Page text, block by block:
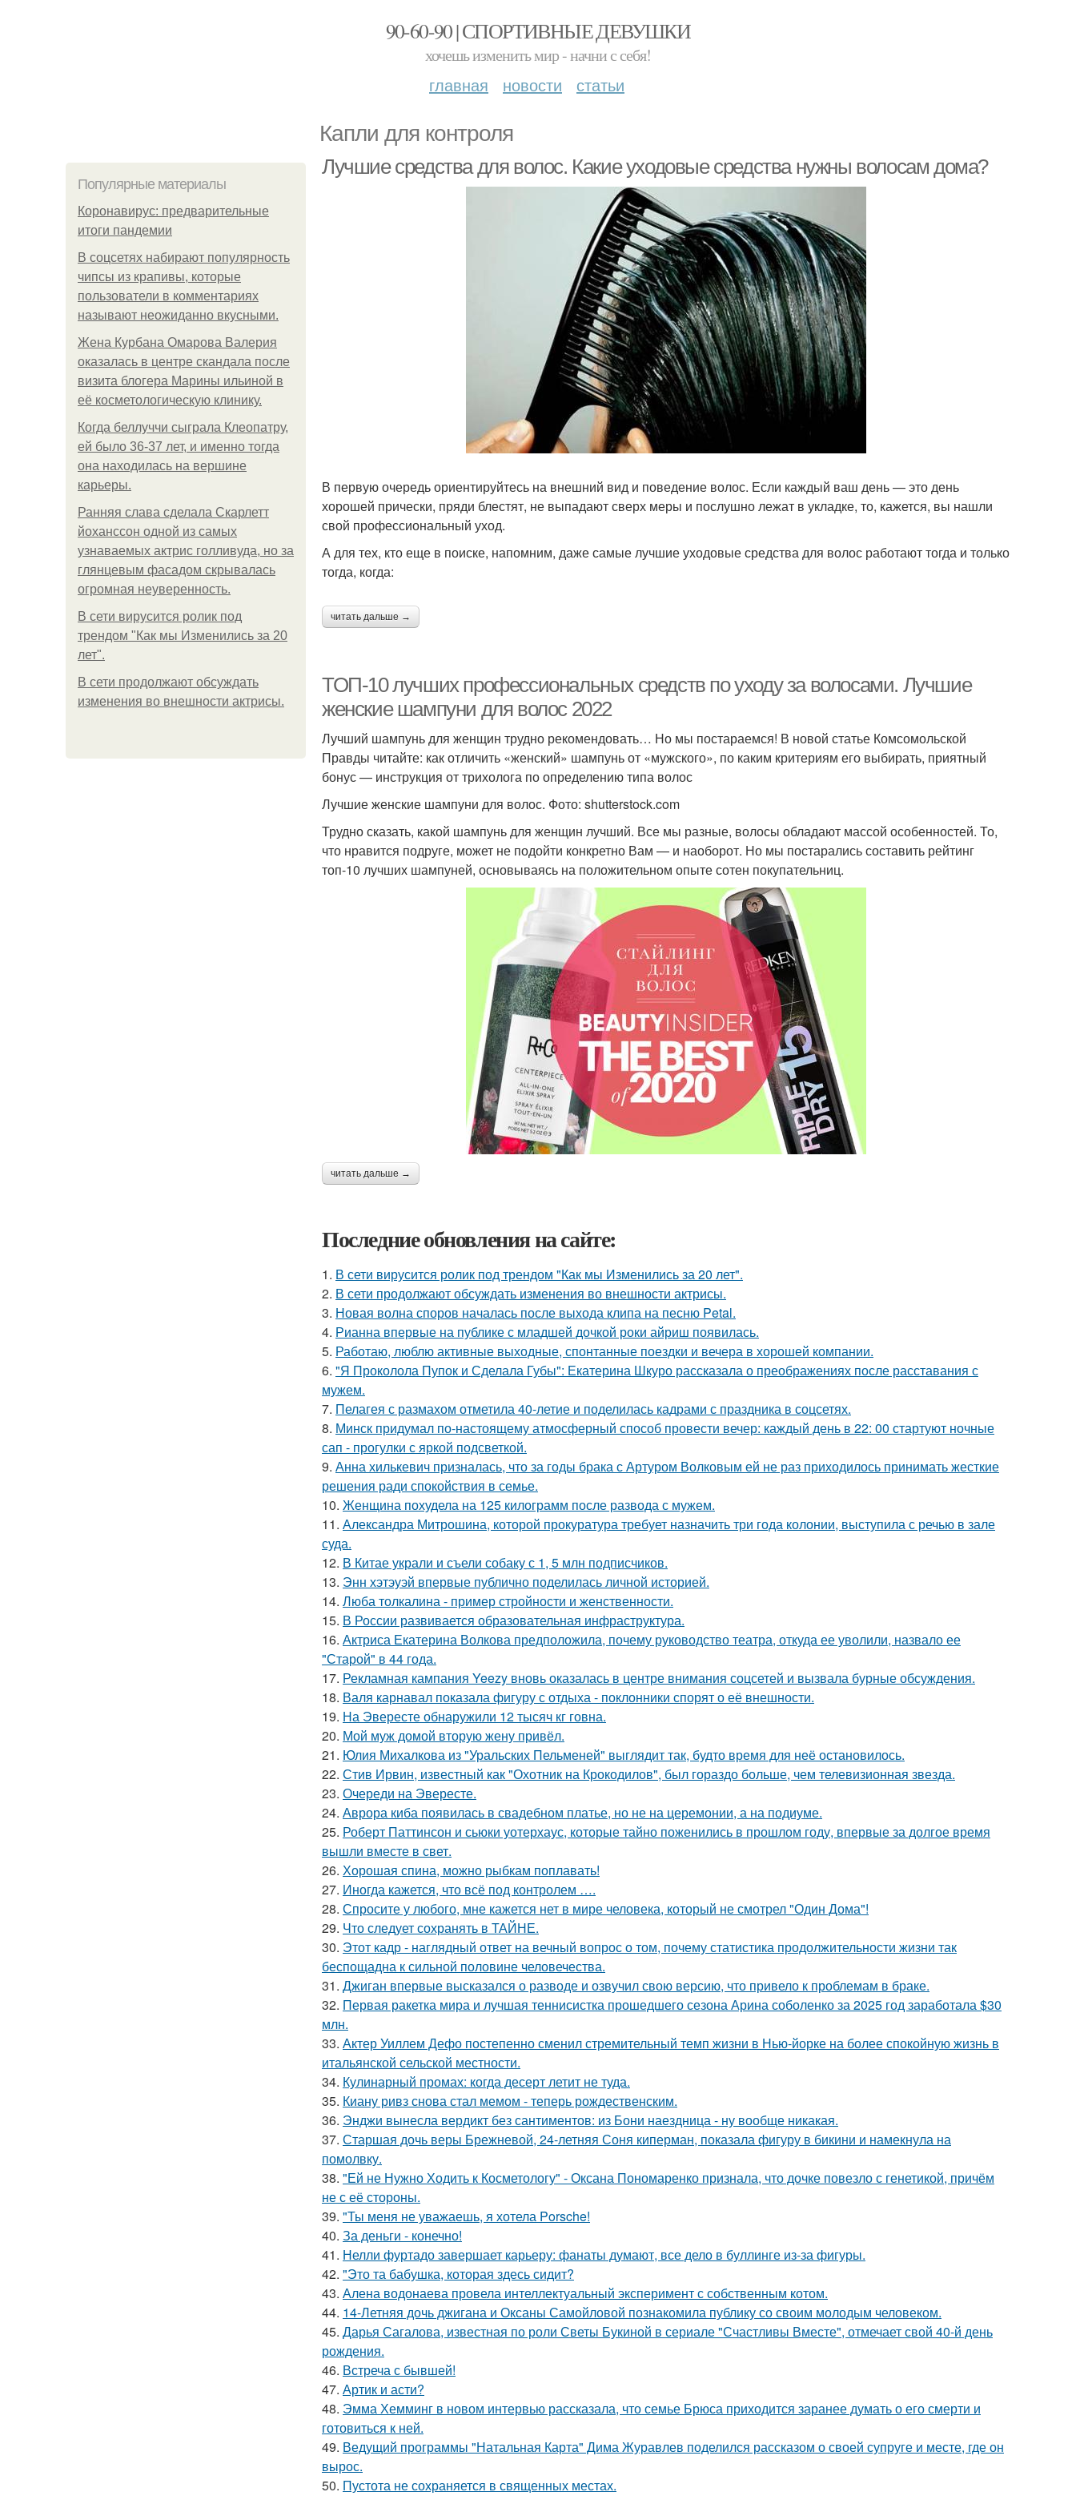
90-60-90 | СПОРТИВНЫЕ ДЕВУШКИ
хочешь изменить мир - начни с себя!
главная новости статьи
Капли для контроля
Популярные материалы
Коронавирус: предварительные
итоги пандемии
В соцсетях набирают популярность
чипсы из крапивы, которые
пользователи в комментариях
называют неожиданно вкусными.
Жена Курбана Омарова Валерия
оказалась в центре скандала после
визита блогера Марины ильиной в
её косметологическую клинику.
Когда беллуччи сыграла Клеопатру,
ей было 36-37 лет, и именно тогда
она находилась на вершине
карьеры.
Ранняя слава сделала Скарлетт
йоханссон одной из самых
узнаваемых актрис голливуда, но за
глянцевым фасадом скрывалась
огромная неуверенность.
В сети вирусится ролик под
трендом "Как мы Изменились за 20
лет".
В сети продолжают обсуждать
изменения во внешности актрисы.
Лучшие средства для волос. Какие уходовые средства нужны волосам дома?
В первую очередь ориентируйтесь на внешний вид и поведение волос. Если каждый ваш день — это день
хорошей прически, пряди блестят, не выпадают сверх меры и послушно лежат в укладке, то, кажется, вы нашли
свой профессиональный уход.
А для тех, кто еще в поиске, напомним, даже самые лучшие уходовые средства для волос работают тогда и только
тогда, когда:
читать дальше →
ТОП-10 лучших профессиональных средств по уходу за волосами. Лучшие
женские шампуни для волос 2022
Лучший шампунь для женщин трудно рекомендовать… Но мы постараемся! В новой статье Комсомольской
Правды читайте: как отличить «женский» шампунь от «мужского», по каким критериям его выбирать, приятный
бонус — инструкция от трихолога по определению типа волос
Лучшие женские шампуни для волос. Фото: shutterstock.com
Трудно сказать, какой шампунь для женщин лучший. Все мы разные, волосы обладают массой особенностей. То,
что нравится подруге, может не подойти конкретно Вам — и наоборот. Но мы постарались составить рейтинг
топ-10 лучших шампуней, основываясь на положительном опыте сотен покупательниц.
читать дальше →
Последние обновления на сайте:
1. В сети вирусится ролик под трендом "Как мы Изменились за 20 лет".
2. В сети продолжают обсуждать изменения во внешности актрисы.
3. Новая волна споров началась после выхода клипа на песню Petal.
4. Рианна впервые на публике с младшей дочкой роки айриш появилась.
5. Работаю, люблю активные выходные, спонтанные поездки и вечера в хорошей компании.
6. "Я Проколола Пупок и Сделала Губы": Екатерина Шкуро рассказала о преображениях после расставания с
мужем.
7. Пелагея с размахом отметила 40-летие и поделилась кадрами с праздника в соцсетях.
8. Минск придумал по-настоящему атмосферный способ провести вечер: каждый день в 22: 00 стартуют ночные
сап - прогулки с яркой подсветкой.
9. Анна хилькевич призналась, что за годы брака с Артуром Волковым ей не раз приходилось принимать жесткие
решения ради спокойствия в семье.
10. Женщина похудела на 125 килограмм после развода с мужем.
11. Александра Митрошина, которой прокуратура требует назначить три года колонии, выступила с речью в зале
суда.
12. В Китае украли и съели собаку с 1, 5 млн подписчиков.
13. Энн хэтэуэй впервые публично поделилась личной историей.
14. Люба толкалина - пример стройности и женственности.
15. В России развивается образовательная инфраструктура.
16. Актриса Екатерина Волкова предположила, почему руководство театра, откуда ее уволили, назвало ее
"Старой" в 44 года.
17. Рекламная кампания Yeezy вновь оказалась в центре внимания соцсетей и вызвала бурные обсуждения.
18. Валя карнавал показала фигуру с отдыха - поклонники спорят о её внешности.
19. На Эвересте обнаружили 12 тысяч кг говна.
20. Мой муж домой вторую жену привёл.
21. Юлия Михалкова из "Уральских Пельменей" выглядит так, будто время для неё остановилось.
22. Стив Ирвин, известный как "Охотник на Крокодилов", был гораздо больше, чем телевизионная звезда.
23. Очереди на Эвересте.
24. Аврора киба появилась в свадебном платье, но не на церемонии, а на подиуме.
25. Роберт Паттинсон и сьюки уотерхаус, которые тайно поженились в прошлом году, впервые за долгое время
вышли вместе в свет.
26. Хорошая спина, можно рыбкам поплавать!
27. Иногда кажется, что всё под контролем ….
28. Спросите у любого, мне кажется нет в мире человека, который не смотрел "Один Дома"!
29. Что следует сохранять в ТАЙНЕ.
30. Этот кадр - наглядный ответ на вечный вопрос о том, почему статистика продолжительности жизни так
беспощадна к сильной половине человечества.
31. Джиган впервые высказался о разводе и озвучил свою версию, что привело к проблемам в браке.
32. Первая ракетка мира и лучшая теннисистка прошедшего сезона Арина соболенко за 2025 год заработала $30
млн.
33. Актер Уиллем Дефо постепенно сменил стремительный темп жизни в Нью-йорке на более спокойную жизнь в
итальянской сельской местности.
34. Кулинарный промах: когда десерт летит не туда.
35. Киану ривз снова стал мемом - теперь рождественским.
36. Энджи вынесла вердикт без сантиментов: из Бони наездница - ну вообще никакая.
37. Старшая дочь веры Брежневой, 24-летняя Соня киперман, показала фигуру в бикини и намекнула на
помолвку.
38. "Ей не Нужно Ходить к Косметологу" - Оксана Пономаренко признала, что дочке повезло с генетикой, причём
не с её стороны.
39. "Ты меня не уважаешь, я хотела Porsche!
40. За деньги - конечно!
41. Нелли фуртадо завершает карьеру: фанаты думают, все дело в буллинге из-за фигуры.
42. "Это та бабушка, которая здесь сидит?
43. Алена водонаева провела интеллектуальный эксперимент с собственным котом.
44. 14-Летняя дочь джигана и Оксаны Самойловой познакомила публику со своим молодым человеком.
45. Дарья Сагалова, известная по роли Светы Букиной в сериале "Счастливы Вместе", отмечает свой 40-й день
рождения.
46. Встреча с бывшей!
47. Артик и асти?
48. Эмма Хемминг в новом интервью рассказала, что семье Брюса приходится заранее думать о его смерти и
готовиться к ней.
49. Ведущий программы "Натальная Карта" Дима Журавлев поделился рассказом о своей супруге и месте, где он
вырос.
50. Пустота не сохраняется в священных местах.